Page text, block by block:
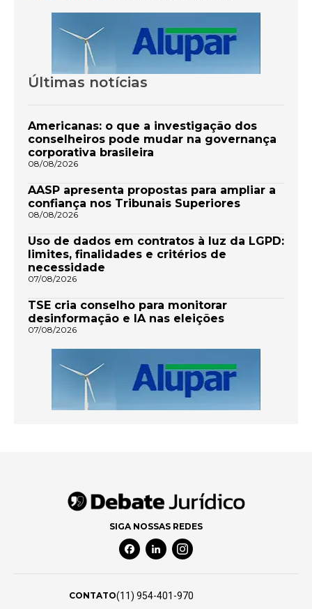
Últimas notícias
Americanas: o que a investigação dos
conselheiros pode mudar na governança
corporativa brasileira
08/08/2026
AASP apresenta propostas para ampliar a
confiança nos Tribunais Superiores
08/08/2026
Uso de dados em contratos à luz da LGPD:
limites, finalidades e critérios de
necessidade
07/08/2026
TSE cria conselho para monitorar
desinformação e IA nas eleições
07/08/2026
SIGA NOSSAS REDES
Facebook Social Media
Linkedin Social Media
Instagram Social Media
CONTATO(11) 954-401-970